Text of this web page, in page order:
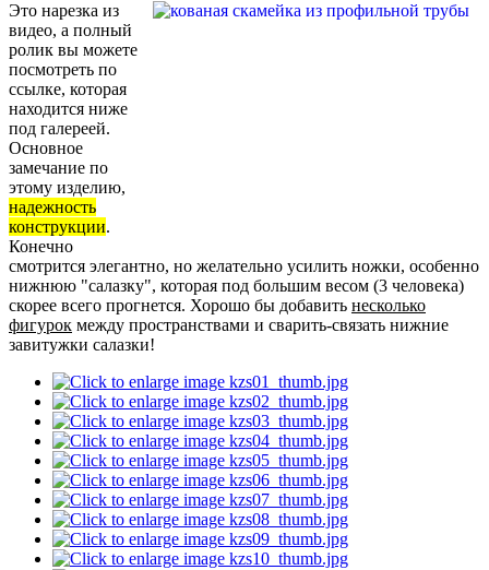
Это нарезка из
видео, а полный
ролик вы можете
посмотреть по
ссылке, которая
находится ниже
под галереей.
Основное
замечание по
этому изделию,
надежность
конструкции.
Конечно
смотрится элегантно, но желательно усилить ножки, особенно
нижнюю "салазку", которая под большим весом (3 человека)
скорее всего прогнется. Хорошо бы добавить несколько
фигурок между пространствами и сварить-связать нижние
завитужки салазки!